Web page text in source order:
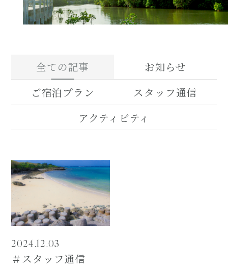
全ての記事
お知らせ
ご宿泊プラン
スタッフ通信
アクティビティ
2024.12.03
＃スタッフ通信